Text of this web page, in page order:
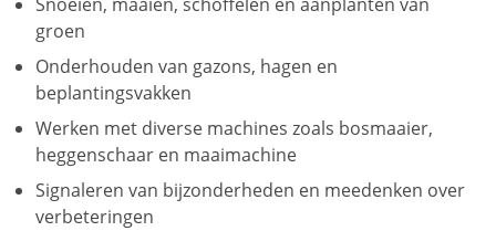
groen
Onderhouden van gazons, hagen en
beplantingsvakken
Werken met diverse machines zoals bosmaaier,
heggenschaar en maaimachine
Signaleren van bijzonderheden en meedenken over
verbeteringen